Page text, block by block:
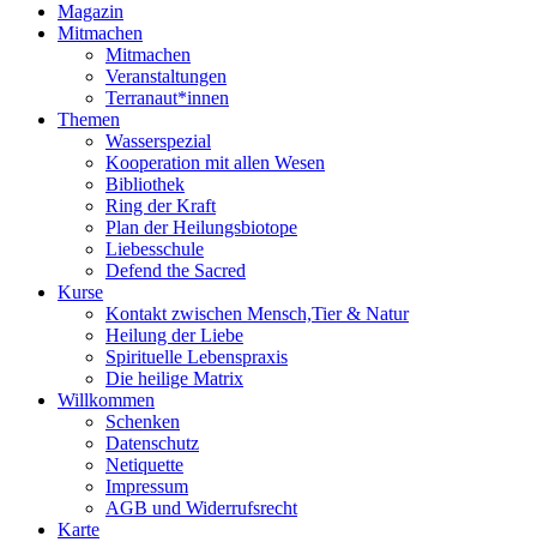
Magazin
Mitmachen
Mitmachen
Veranstaltungen
Terranaut*innen
Themen
Wasserspezial
Kooperation mit allen Wesen
Bibliothek
Ring der Kraft
Plan der Heilungsbiotope
Liebesschule
Defend the Sacred
Kurse
Kontakt zwischen Mensch,Tier & Natur
Heilung der Liebe
Spirituelle Lebenspraxis
Die heilige Matrix
Willkommen
Schenken
Datenschutz
Netiquette
Impressum
AGB und Widerrufsrecht
Karte